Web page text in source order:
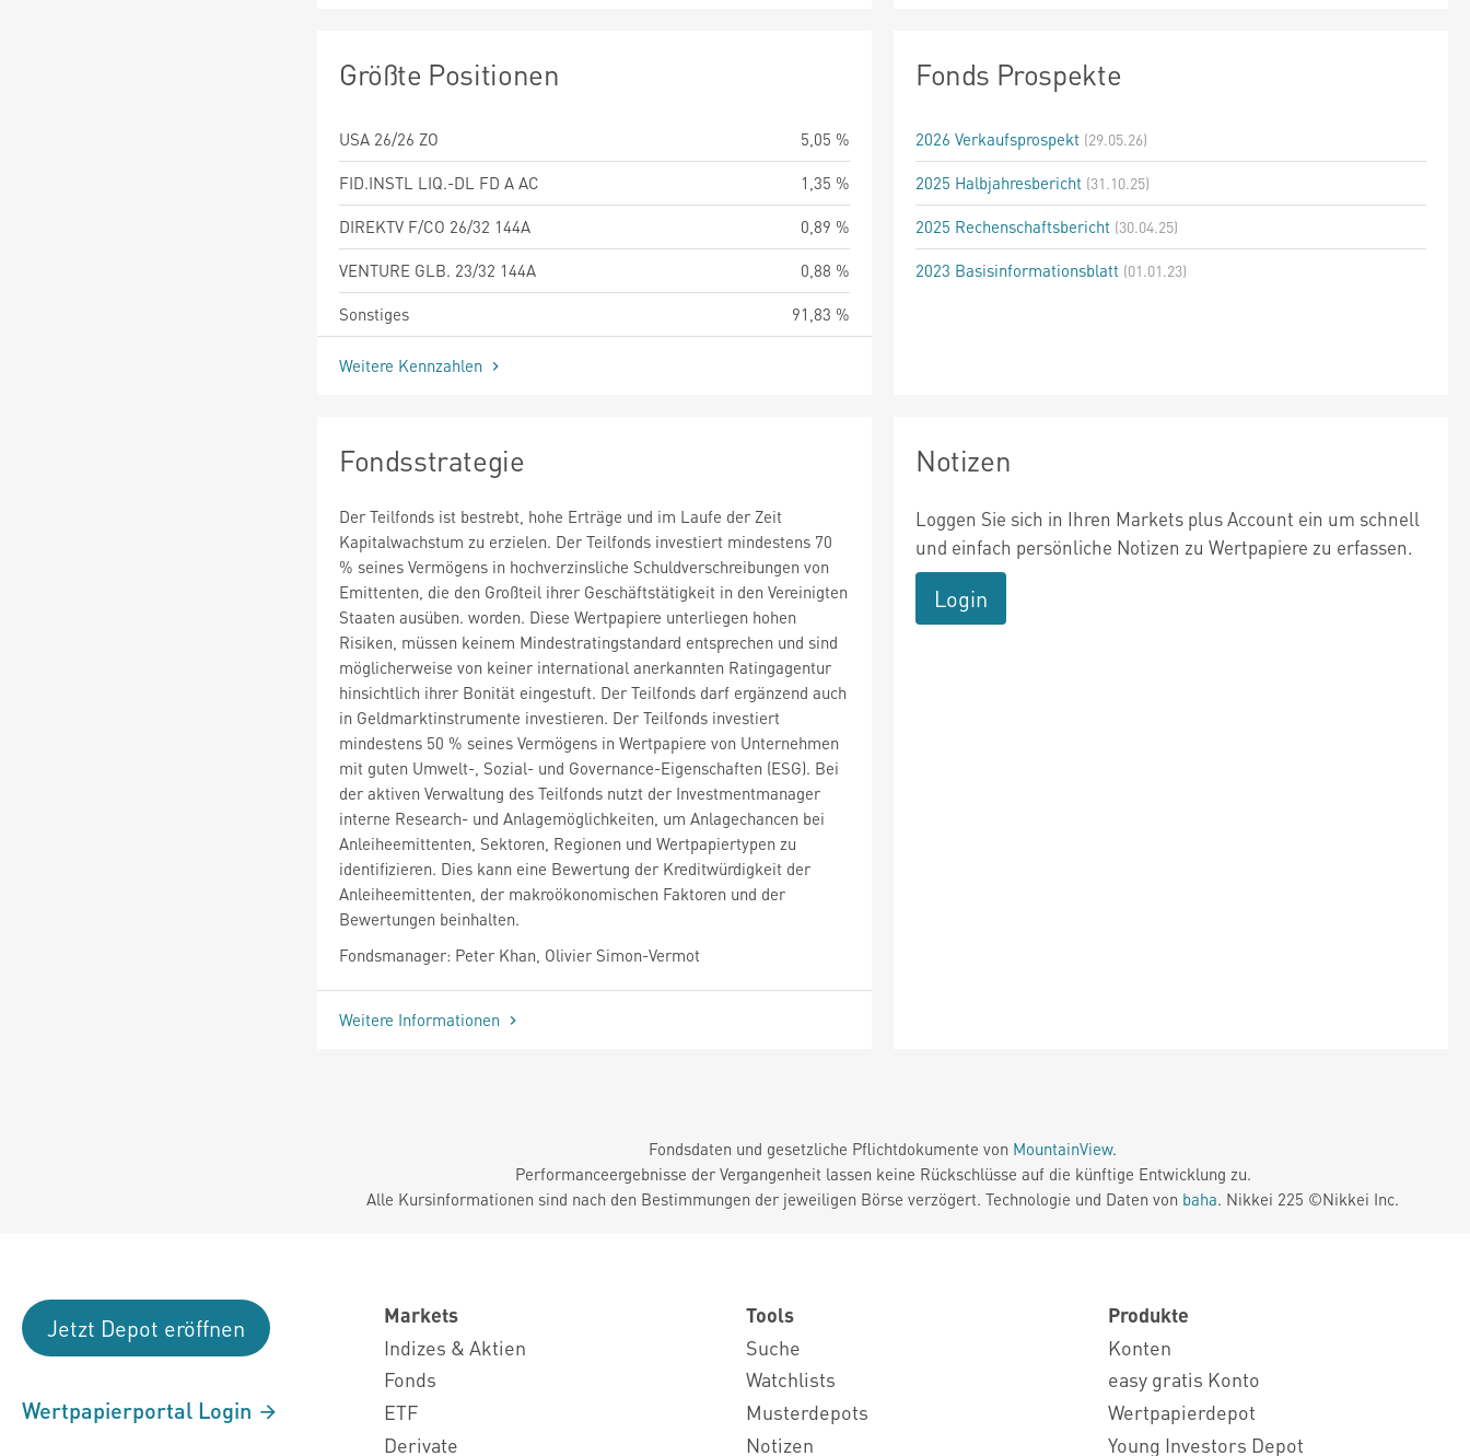
Größte Positionen
USA 26/26 ZO
5,05 %
FID.INSTL LIQ.-DL FD A AC
1,35 %
DIREKTV F/CO 26/32 144A
0,89 %
VENTURE GLB. 23/32 144A
0,88 %
Sonstiges
91,83 %
Weitere Kennzahlen
Fonds Prospekte
2026 Verkaufsprospekt (29.05.26)
2025 Halbjahresbericht (31.10.25)
2025 Rechenschaftsbericht (30.04.25)
2023 Basisinformationsblatt (01.01.23)
Fondsstrategie
Der Teilfonds ist bestrebt, hohe Erträge und im Laufe der Zeit
Kapitalwachstum zu erzielen. Der Teilfonds investiert mindestens 70
% seines Vermögens in hochverzinsliche Schuldverschreibungen von
Emittenten, die den Großteil ihrer Geschäftstätigkeit in den Vereinigten
Staaten ausüben. worden. Diese Wertpapiere unterliegen hohen
Risiken, müssen keinem Mindestratingstandard entsprechen und sind
möglicherweise von keiner international anerkannten Ratingagentur
hinsichtlich ihrer Bonität eingestuft. Der Teilfonds darf ergänzend auch
in Geldmarktinstrumente investieren. Der Teilfonds investiert
mindestens 50 % seines Vermögens in Wertpapiere von Unternehmen
mit guten Umwelt-, Sozial- und Governance-Eigenschaften (ESG). Bei
der aktiven Verwaltung des Teilfonds nutzt der Investmentmanager
interne Research- und Anlagemöglichkeiten, um Anlagechancen bei
Anleiheemittenten, Sektoren, Regionen und Wertpapiertypen zu
identifizieren. Dies kann eine Bewertung der Kreditwürdigkeit der
Anleiheemittenten, der makroökonomischen Faktoren und der
Bewertungen beinhalten.
Fondsmanager: Peter Khan, Olivier Simon-Vermot
Weitere Informationen
Notizen
Loggen Sie sich in Ihren Markets plus Account ein um schnell
und einfach persönliche Notizen zu Wertpapiere zu erfassen.
Login
Fondsdaten und gesetzliche Pflichtdokumente von MountainView.
Performanceergebnisse der Vergangenheit lassen keine Rückschlüsse auf die künftige Entwicklung zu.
Alle Kursinformationen sind nach den Bestimmungen der jeweiligen Börse verzögert. Technologie und Daten von baha. Nikkei 225 ©Nikkei Inc.
Jetzt Depot eröffnen
Wertpapierportal Login
Markets
Indizes & Aktien
Fonds
ETF
Derivate
Tools
Suche
Watchlists
Musterdepots
Notizen
Produkte
Konten
easy gratis Konto
Wertpapierdepot
Young Investors Depot